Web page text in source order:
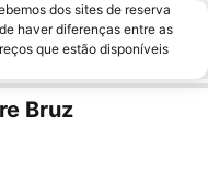
dos sites de reserva
haver diferenças entre as
que estão disponíveis
Bruz